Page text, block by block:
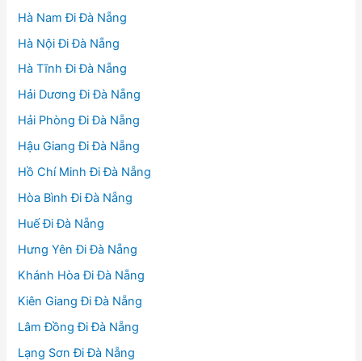
Hà Nam Đi Đà Nẵng
Hà Nội Đi Đà Nẵng
Hà Tĩnh Đi Đà Nẵng
Hải Dương Đi Đà Nẵng
Hải Phòng Đi Đà Nẵng
Hậu Giang Đi Đà Nẵng
Hồ Chí Minh Đi Đà Nẵng
Hòa Bình Đi Đà Nẵng
Huế Đi Đà Nẵng
Hưng Yên Đi Đà Nẵng
Khánh Hòa Đi Đà Nẵng
Kiên Giang Đi Đà Nẵng
Lâm Đồng Đi Đà Nẵng
Lạng Sơn Đi Đà Nẵng